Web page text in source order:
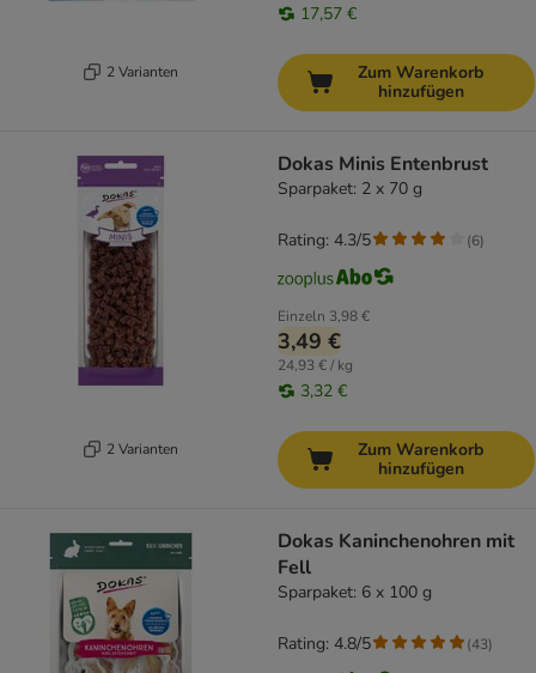
2 Varianten
17,57 €
Zum Warenkorb
hinzufügen
2 Varianten
Dokas Minis Entenbrust
Sparpaket: 2 x 70 g
Einzeln 3,98 €
3,49 €
24,93 € / kg
3,32 €
Rating: 4.3/5 (6)
Zum Warenkorb
hinzufügen
Dokas Kaninchenohren mit
Fell
Sparpaket: 6 x 100 g
Rating: 4.8/5 (43)